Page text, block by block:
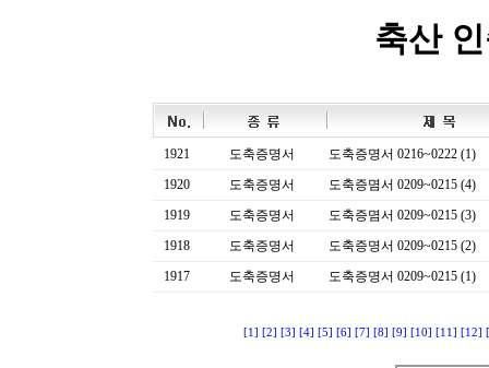
축산
1921 도축증명서
도축증명서 0216~0222 (1)
1920
도축증명서
도축증몀서 0209~0215 (4)
1919
도축증명서
도축증몀서 0209~0215 (3)
1918
도축증명서
도축증명서 0209~0215 (2)
1917
도축증명서 도축증명서 0209~0215 (1)
[1] [2] [3] [4] [5] [6] [7] [8] [9] [10] [11] [12]